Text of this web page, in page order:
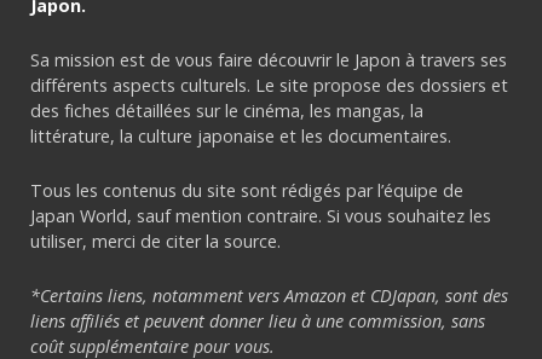
Japon.
Sa mission est de vous faire découvrir le Japon à travers ses
différents aspects culturels. Le site propose des dossiers et
des fiches détaillées sur le cinéma, les mangas, la
littérature, la culture japonaise et les documentaires.
Tous les contenus du site sont rédigés par l’équipe de
Japan World, sauf mention contraire. Si vous souhaitez les
utiliser, merci de citer la source.
*Certains liens, notamment vers Amazon et CDJapan, sont des
liens affiliés et peuvent donner lieu à une commission, sans
coût supplémentaire pour vous.